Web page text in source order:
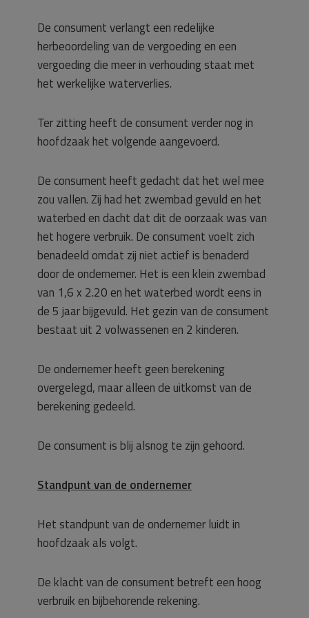
De consument verlangt een redelijke
herbeoordeling van de vergoeding en een
vergoeding die meer in verhouding staat met
het werkelijke waterverlies.
Ter zitting heeft de consument verder nog in
hoofdzaak het volgende aangevoerd.
De consument heeft gedacht dat het wel mee
zou vallen. Zij had het zwembad gevuld en het
waterbed en dacht dat dit de oorzaak was van
het hogere verbruik. De consument voelt zich
benadeeld omdat zij niet actief is benaderd
door de ondernemer. Het is een klein zwembad
van 1,6 x 2.20 en het waterbed wordt eens in
de 5 jaar bijgevuld. Het gezin van de consument
bestaat uit 2 volwassenen en 2 kinderen.
De ondernemer heeft geen berekening
overgelegd, maar alleen de uitkomst van de
berekening gedeeld.
De consument is blij alsnog te zijn gehoord.
Standpunt van de ondernemer
Het standpunt van de ondernemer luidt in
hoofdzaak als volgt.
De klacht van de consument betreft een hoog
verbruik en bijbehorende rekening.